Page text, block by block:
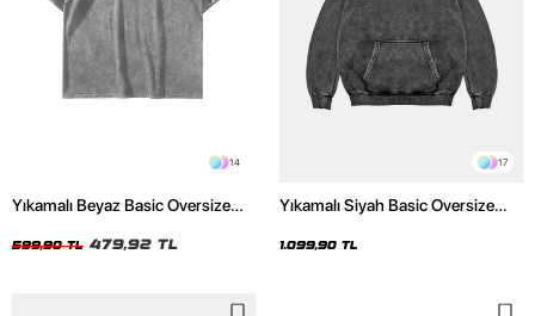
14
Yıkamalı Beyaz Basic Oversize
599,90 TL 479,92 TL
17
Yıkamalı Siyah Basic Oversize
1.099,90 TL